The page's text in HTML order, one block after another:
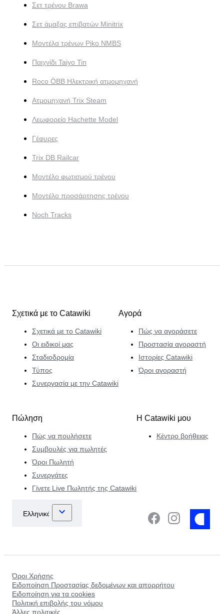
Σετ τρένου Brawa
Σετ άμαξας επιβατών Minitrix
Μοντέλα τρένων Piko NMBS
Παιχνίδι Taiyo Tin
Roco ÖBB Ηλεκτρική ατμομηχανή
Ατμομηχανή Trix Steam
Λεωφορείο Hachette Model
Γέφυρες
Trix DB Railcar
Μοντέλο φωτισμού τρένου
Μοντέλο προσάρτησης τρένου
Noch Tracks
Σχετικά με το Catawiki
Σχετικά με το Catawiki
Οι ειδικοί μας
Σταδιοδρομία
Τύπος
Συνεργασία με την Catawiki
Αγορά
Πώς να αγοράσετε
Προστασία αγοραστή
Ιστορίες Catawiki
Όροι αγοραστή
Πώληση
Πώς να πουλήσετε
Συμβουλές για πωλητές
Όροι Πωλητή
Συνεργάτες
Γίνετε Live Πωλητής της Catawiki
Η Catawiki μου
Κέντρο βοήθειας
Όροι Χρήσης
Ειδοποίηση Προστασίας δεδομένων και απορρήτου
Ειδοποίηση για τα cookies
Πολιτική επιβολής του νόμου
Άλλες πολιτικές